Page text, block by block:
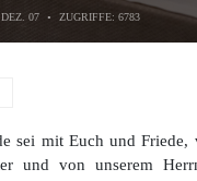
DEZ. 07 ZUGRIFFE: 6783
sei mit Euch und Friede,
und von unserem